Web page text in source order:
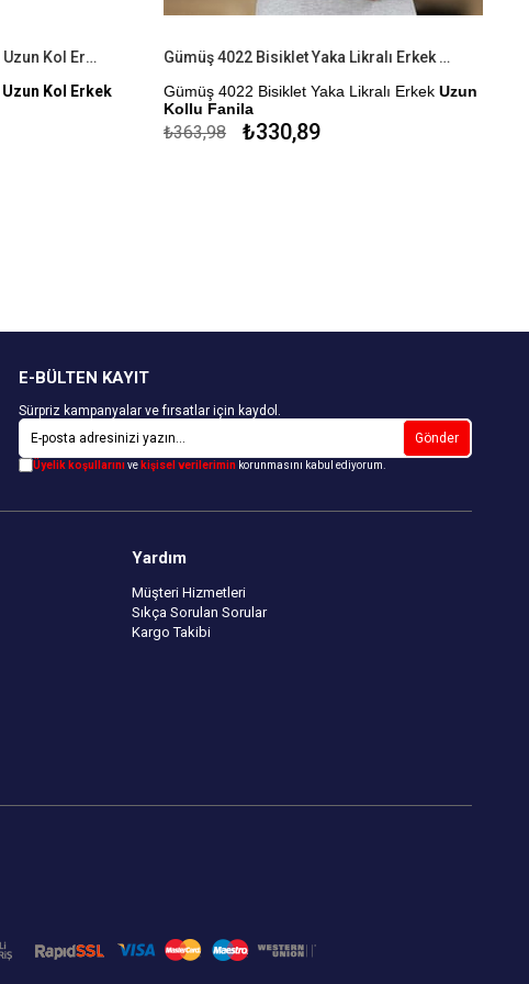
Tutku Elit Elastan Sıfır Yaka Uzun Kol Erkek Tişört ELT 1302
Uzun Kol Erkek
Gümüş 4022 Bisiklet Yaka Likralı Erkek Uzun Kollu Fanila
Gümüş 4022 Bisiklet Yaka Likralı Erkek Uzun
Kollu Fanila
Kapıda Ödeme Seçeneği
₺330,89
₺363,98
E-BÜLTEN KAYIT
Sürpriz kampanyalar ve fırsatlar için kaydol.
Gönder
Üyelik koşullarınıve kişisel verileriminkorunmasını kabul ediyorum.
Yardım
Müşteri Hizmetleri
Sıkça Sorulan Sorular
Kargo Takibi